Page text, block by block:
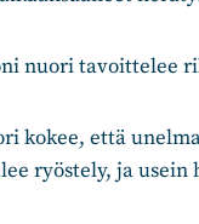
nuori tavoittelee
kokee, että
ryöstely, ja usein